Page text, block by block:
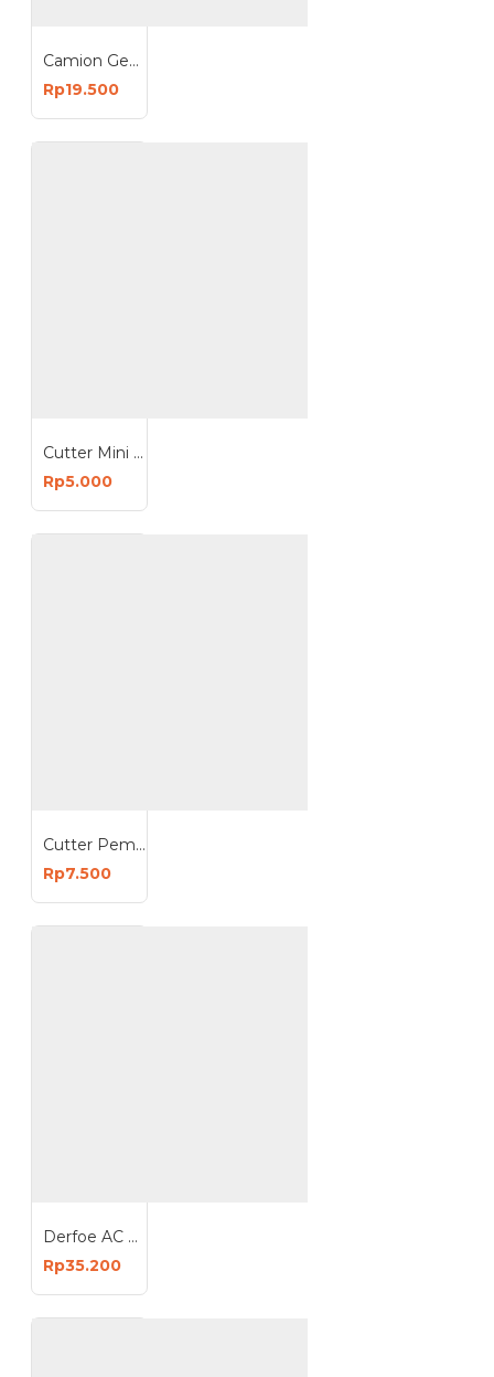
Camion Gembok 60mm Leher Pendek Padlock 60 mm
Rp19.500
Cutter Mini Model Awan Pisau Pemotong Kertas
Rp5.000
Cutter Pemotong Obat Tablet Pill Pemecah Tablet
Rp7.500
Derfoe AC Cleaner 450 ml Spray Pembersih AC Rumah Mobil Penghilang Bau Bakteri
Rp35.200